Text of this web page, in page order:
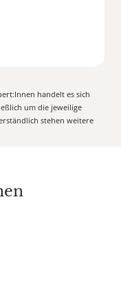
handelt es sich
um die jeweilige
stehen weitere